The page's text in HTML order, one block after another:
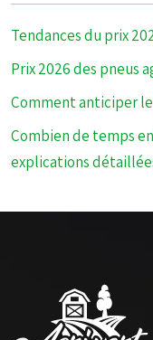
Tendances du prix
Prix 2026 des pneus
Comment anticiper
Combien de temps
explications